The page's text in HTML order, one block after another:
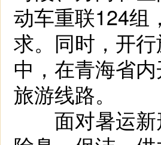
动车重联124组
求。同时，开
中，在青海省
旅游线路。
面对暑运新